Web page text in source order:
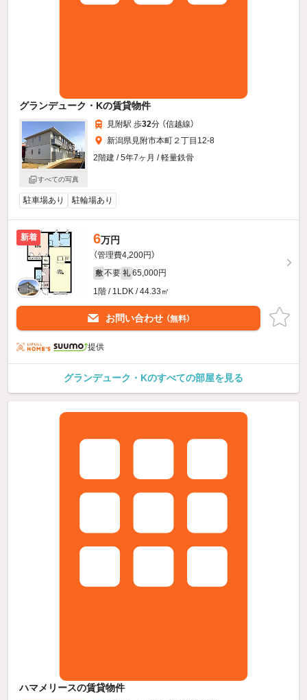
グランデューク・Kの賃貸物件
すべての写真
見附駅 歩32分 （信越線）
新潟県見附市本町２丁目12-8
2階建 / 5年7ヶ月 / 軽量鉄骨
駐車場あり 駐輪場あり
新着 6万円
（管理費4,200円）
敷 不要 礼 65,000円
1階 / 1LDK / 44.33㎡
お問い合わせ （無料）
提供
グランデューク・Kのすべての部屋を見る
ハマメリースの賃貸物件